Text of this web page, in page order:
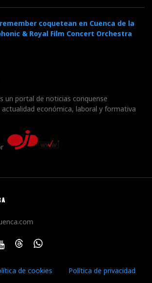
coquetean en Cuenca de la
& Royal Film Concert Orchestra
un portal de noticias conquense
actualidad económica, laboral y formativa
ThreadsWhatsApp
de cookies Política de privacidad